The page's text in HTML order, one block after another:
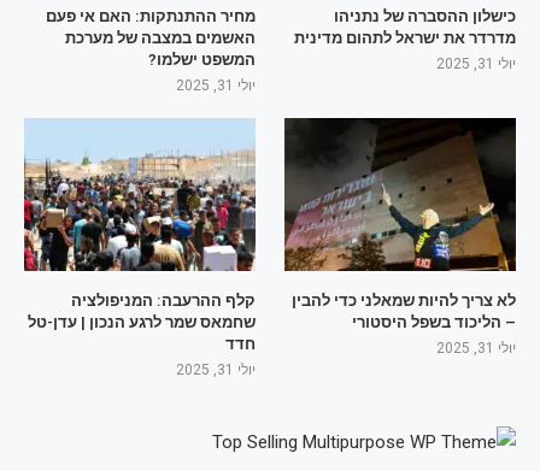
כישלון ההסברה של נתניהו
מדרדר את ישראל לתהום מדינית
יולי 31, 2025
מחיר ההתנתקות: האם אי פעם
האשמים במצבה של מערכת
המשפט ישלמו?
יולי 31, 2025
לא צריך להיות שמאלני כדי להבין
– הליכוד בשפל היסטורי
יולי 31, 2025
קלף ההרעבה: המניפולציה
שחמאס שמר לרגע הנכון | עדן-טל
חדד
יולי 31, 2025